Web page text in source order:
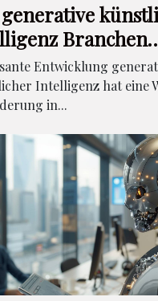
Branchen
kann
Entwicklung
Intelligenz hat eine
in...